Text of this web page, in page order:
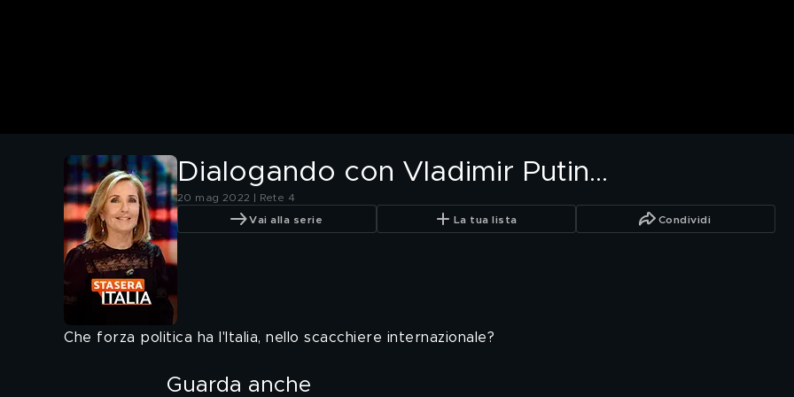
Dialogando con Vladimir Putin...
20 mag 2022 | Rete 4
Vai alla serie La tua lista Condividi
Che forza politica ha l'Italia, nello scacchiere internazionale?
Guarda anche